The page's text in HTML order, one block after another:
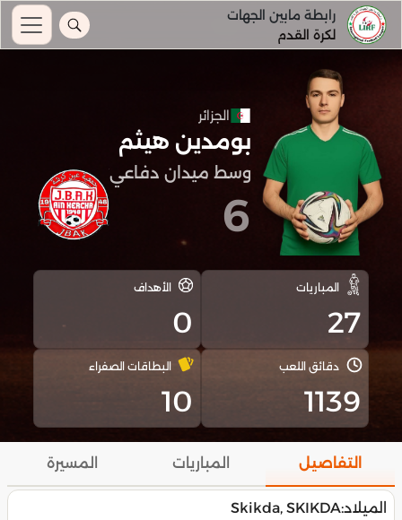
رابطة مابين الجهات
لكرة القدم
الجزائر
بومدين هيثم
وسط ميدان دفاعي
6
المباريات
27
الأهداف
0
دقائق اللعب
1139
البطاقات الصفراء
10
التفاصيل المباريات المسيرة
الميلاد:Skikda, SKIKDA